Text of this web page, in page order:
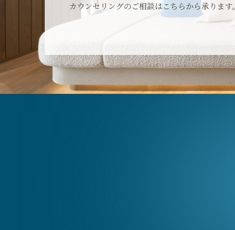
カウンセリングのご相談はこちらから承ります。